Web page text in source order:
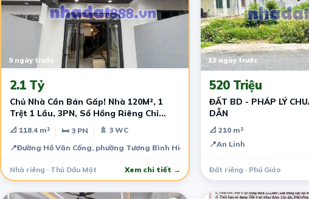
9 ngày trước
2.1 Tỷ
Chủ Nhà Cần Bán Gấp! Nhà 120M², 1
Trệt 1 Lầu, 3PN, Sổ Hồng Riêng Chỉ
2Tỷ1 Ngay Trung Tâm Thủ Dầu Một
📐 118.4 m² 🛏 3 PN
🚿 3 WC
📍Đường Hồ Văn Cống, phường Tương Bình Hiệp, Thủ Dầu Một, Bình Dương
Nhà riêng · Thủ Dầu Một Xem chi tiết →
13 ngày trước
520 Triệu
ĐẤT BD - PHÁP LÝ
DẪN
📐 210 m²
📍An Linh
Đất riêng · Phú Giáo